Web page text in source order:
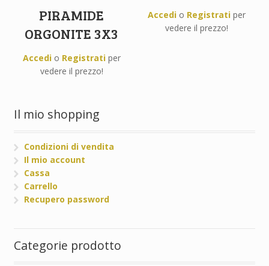
PIRAMIDE
ORGONITE 3X3
Accedio Registratiper
vedere il prezzo!
Accedi o Registrati per
vedere il prezzo!
Il mio shopping
Condizioni di vendita
Il mio account
Cassa
Carrello
Recupero password
Categorie prodotto